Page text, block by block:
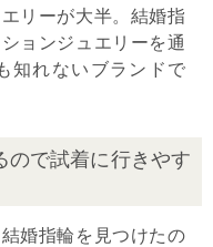
リーが大半。結婚指
ョンジュエリーを通
知れないブランドで
ので試着に行きやす
婚指輪を見つけたの